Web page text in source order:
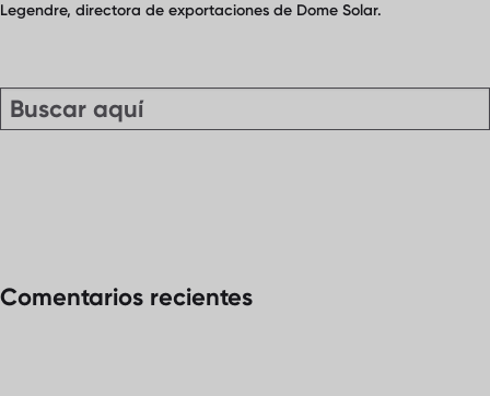
Legendre, directora de exportaciones de Dome Solar.
Comentarios recientes